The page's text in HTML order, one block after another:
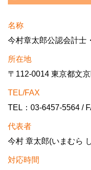
名称
今村章太郎公認会計士
所在地
〒112-0014 東京都文
TEL/FAX
TEL：03-6457-5564 /
代表者
今村 章太郎(いまむら
対応時間